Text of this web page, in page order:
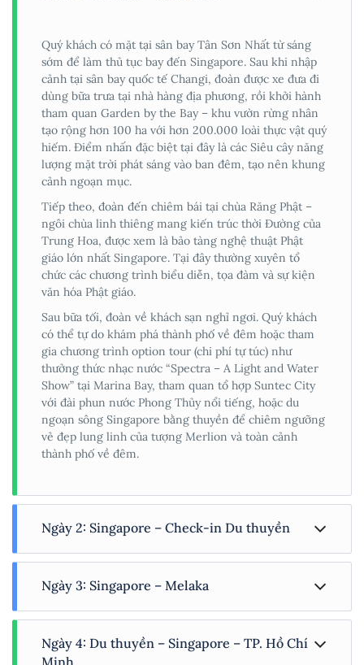
Quý khách có mặt tại sân bay Tân Sơn Nhất từ sáng
sớm để làm thủ tục bay đến Singapore. Sau khi nhập
cảnh tại sân bay quốc tế Changi, đoàn được xe đưa đi
dùng bữa trưa tại nhà hàng địa phương, rồi khởi hành
tham quan Garden by the Bay – khu vườn rừng nhân
tạo rộng hơn 100 ha với hơn 200.000 loài thực vật quý
hiếm. Điểm nhấn đặc biệt tại đây là các Siêu cây năng
lượng mặt trời phát sáng vào ban đêm, tạo nên khung
cảnh ngoạn mục.
Tiếp theo, đoàn đến chiêm bái tại chùa Răng Phật –
ngôi chùa linh thiêng mang kiến trúc thời Đường của
Trung Hoa, được xem là bảo tàng nghệ thuật Phật
giáo lớn nhất Singapore. Tại đây thường xuyên tổ
chức các chương trình biểu diễn, tọa đàm và sự kiện
văn hóa Phật giáo.
Sau bữa tối, đoàn về khách sạn nghỉ ngơi. Quý khách
có thể tự do khám phá thành phố về đêm hoặc tham
gia chương trình option tour (chi phí tự túc) như
thưởng thức nhạc nước “Spectra – A Light and Water
Show” tại Marina Bay, tham quan tổ hợp Suntec City
với đài phun nước Phong Thủy nổi tiếng, hoặc du
ngoạn sông Singapore bằng thuyền để chiêm ngưỡng
vẻ đẹp lung linh của tượng Merlion và toàn cảnh
thành phố về đêm.
Ngày 2: Singapore – Check-in Du thuyền
xe đưa đoàn tham quan các địa danh biểu tượng của
nhà Quốc hội, nhà hát Victoria cổ kính và nhà hát
Esplanade với thiết kế độc đáo lấy cảm hứng từ quả
sầu riêng.
Ngày 3: Singapore – Melaka
minh trên đại dương và dùng bữa sáng tại hệ thống
nhà hàng trên tàu. Đến khoảng 08h00, du thuyền cập
Ngày 4: Du thuyền – Singapore – TP. Hồ Chí
Minh